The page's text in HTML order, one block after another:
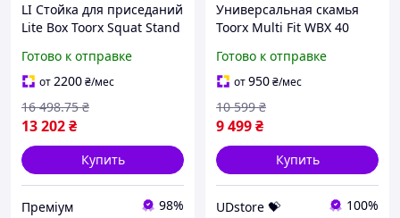
LI Стойка для приседаний
Lite Box Toorx Squat Stand
использования
регулируемая высота ст
LIP77/R
Готово к отправке
от2200₴/мес
13 202₴
16 498.75 ₴
Купить
Преміум 98%
Универсальная скамья
Toorx Multi Fit WBX 40
with-good-prices-
Готово к отправке
от950₴/мес
9 499₴
10 599 ₴
Купить
UDstore 💝 100%